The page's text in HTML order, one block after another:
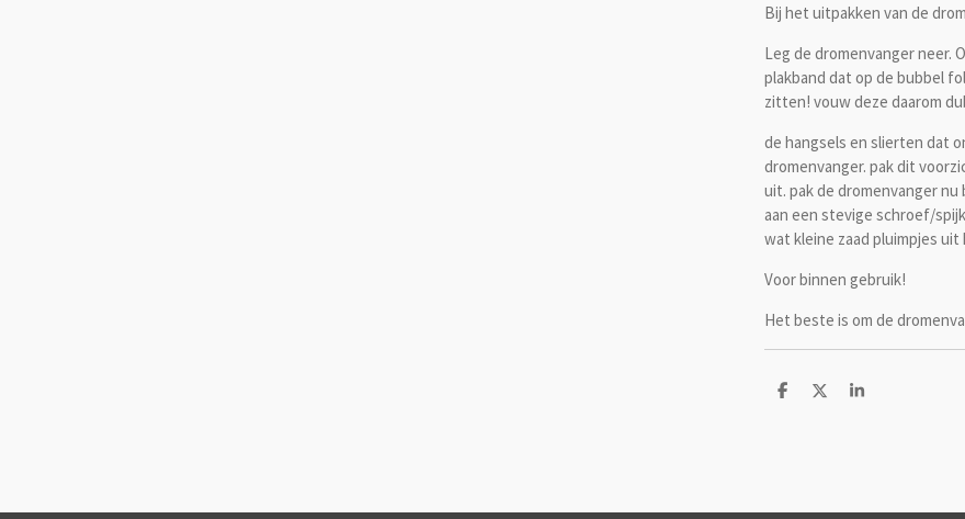
Bij het uitpakken van de
Leg de dromenvanger neer.
plakband dat op de bubbel
zitten! vouw deze daarom
de hangsels en slierten dat
dromenvanger. pak dit
uit. pak de dromenvanger
aan een stevige schroef/
wat kleine zaad pluimpjes
Voor binnen gebruik!
Het beste is om de
D
D
S